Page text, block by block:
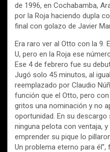
de 1996, en Cochabamba,
por la Roja haciendo dupla
final con golazo de Javier
Era raro ver al Otto con la 9.
U, pero en la Roja ese
Ese 4 de febrero fue su
Jugó solo 45 minutos, al
reemplazado por Claudio
función que el Otto, pero
gritos una nominación y no
oportunidad. En su
ninguna pelota con ventaja,
emprender su pique lo
Un problema eterno para